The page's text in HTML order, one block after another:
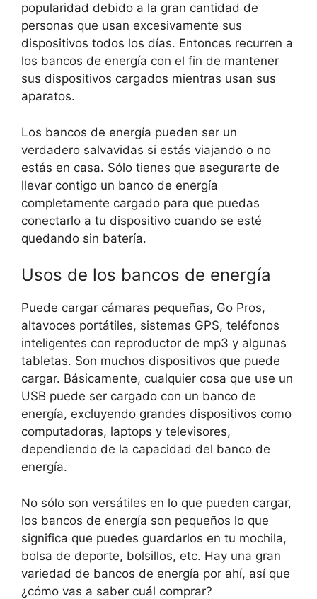
popularidad debido a la gran cantidad de
personas que usan excesivamente sus
dispositivos todos los días. Entonces recurren a
los bancos de energía con el fin de mantener
sus dispositivos cargados mientras usan sus
aparatos.
Los bancos de energía pueden ser un
verdadero salvavidas si estás viajando o no
estás en casa. Sólo tienes que asegurarte de
llevar contigo un banco de energía
completamente cargado para que puedas
conectarlo a tu dispositivo cuando se esté
quedando sin batería.
Usos de los bancos de energía
Puede cargar cámaras pequeñas, Go Pros,
altavoces portátiles, sistemas GPS, teléfonos
inteligentes con reproductor de mp3 y algunas
tabletas. Son muchos dispositivos que puede
cargar. Básicamente, cualquier cosa que use un
USB puede ser cargado con un banco de
energía, excluyendo grandes dispositivos como
computadoras, laptops y televisores,
dependiendo de la capacidad del banco de
energía.
No sólo son versátiles en lo que pueden cargar,
los bancos de energía son pequeños lo que
significa que puedes guardarlos en tu mochila,
bolsa de deporte, bolsillos, etc. Hay una gran
variedad de bancos de energía por ahí, así que
¿cómo vas a saber cuál comprar?